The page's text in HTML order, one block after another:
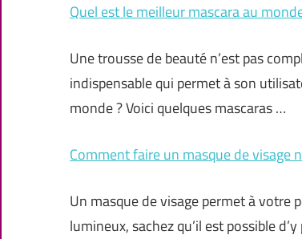
Quel est le meilleur mascara au
Une trousse de beauté n’est pas
indispensable qui permet à son
monde ? Voici quelques mascaras …
Comment faire un masque de visage
Un masque de visage permet à votre
lumineux, sachez qu’il est possible